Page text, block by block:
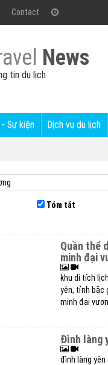
Contact
News
tin du lịch
Sự kiện Dịch vụ du lịch
Tóm tắt
quần
minh đại
khu di tích
yên, tỉnh bắc
minh đại
đình
đình làng